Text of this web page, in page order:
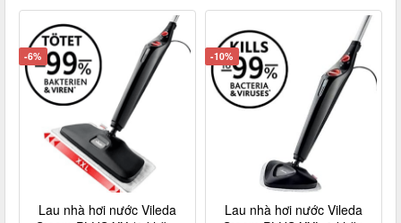
-6%
Lau nhà hơi nước Vileda
-10%
Lau nhà hơi nước Vileda